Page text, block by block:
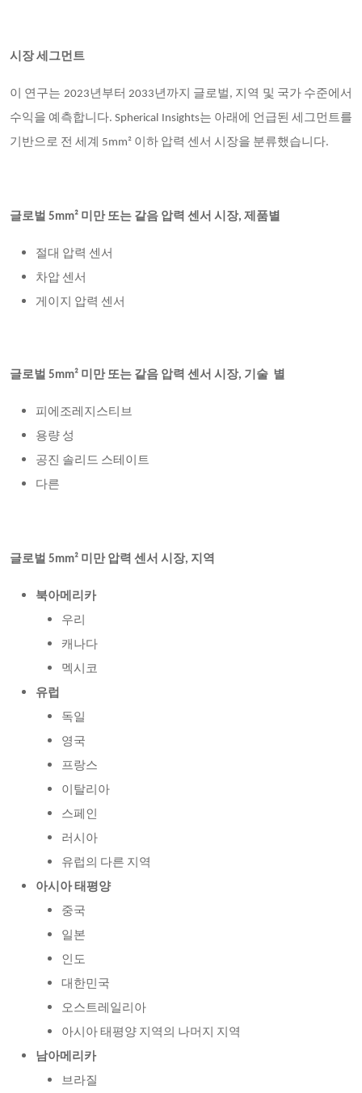
시장 세그먼트
이 연구는 2023년부터 2033년까지 글로벌, 지역 및 국가 수준에서
수익을 예측합니다. Spherical Insights는 아래에 언급된 세그먼트를
기반으로 전 세계 5mm² 이하 압력 센서 시장을 분류했습니다.
글로벌 5mm² 미만 또는 같음 압력 센서 시장, 제품별
절대 압력 센서
차압 센서
게이지 압력 센서
글로벌 5mm² 미만 또는 같음 압력 센서 시장, 기술 별
피에조레지스티브
용량 성
공진 솔리드 스테이트
다른
글로벌 5mm² 미만 압력 센서 시장, 지역
북아메리카
우리
캐나다
멕시코
유럽
독일
영국
프랑스
이탈리아
스페인
러시아
유럽의 다른 지역
아시아 태평양
중국
일본
인도
대한민국
오스트레일리아
아시아 태평양 지역의 나머지 지역
남아메리카
브라질